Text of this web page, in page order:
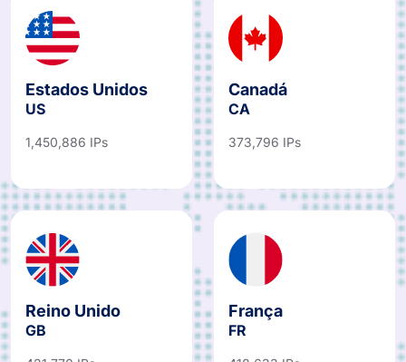
Estados Unidos
US
1,450,886 IPs
Canadá
CA
373,796 IPs
Reino Unido
GB
França
FR